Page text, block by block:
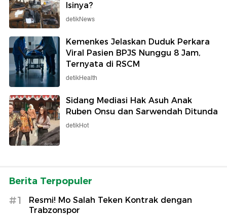
Isinya?
detikNews
Kemenkes Jelaskan Duduk Perkara
Viral Pasien BPJS Nunggu 8 Jam,
Ternyata di RSCM
detikHealth
Sidang Mediasi Hak Asuh Anak
Ruben Onsu dan Sarwendah Ditunda
detikHot
Berita Terpopuler
#1
Resmi! Mo Salah Teken Kontrak dengan
Trabzonspor